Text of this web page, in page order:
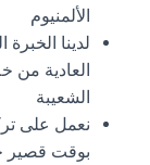
الألمنيوم
لدينا
العادية من
الشعيبة
نعمل على
بوقت قصير